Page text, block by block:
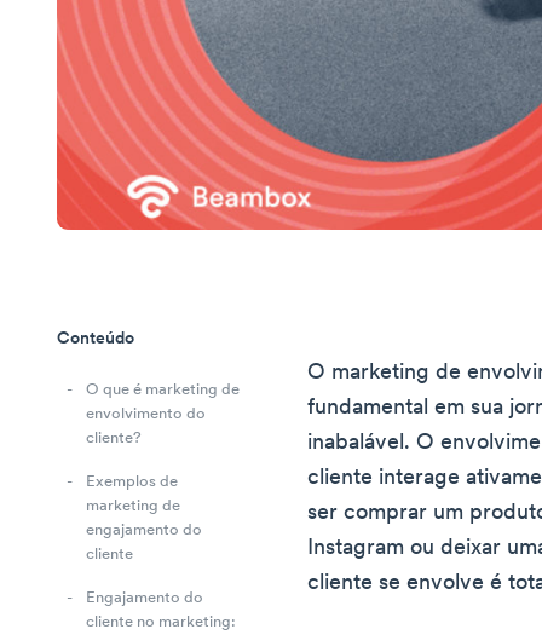
Conteúdo
O que é marketing de
envolvimento do
cliente?
Exemplos de
marketing de
engajamento do
cliente
Engajamento do
cliente no marketing:
O marketing de
fundamental em sua
inabalável. O
cliente interage
ser comprar um
Instagram ou deixar
cliente se envolve é